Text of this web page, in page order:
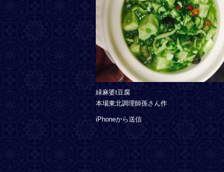
緑麻婆t豆腐
本場東北調理師孫さん作
iPhoneから送信